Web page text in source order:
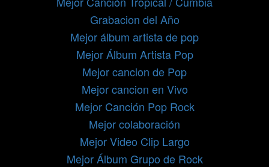
Grabacion del Año
Mejor álbum artista de pop
Mejor Álbum Artista Pop
Mejor cancion de Pop
Mejor cancion en Vivo
Mejor Canción Pop Rock
Mejor colaboración
Mejor Video Clip Largo
Mejor Álbum Grupo de Rock